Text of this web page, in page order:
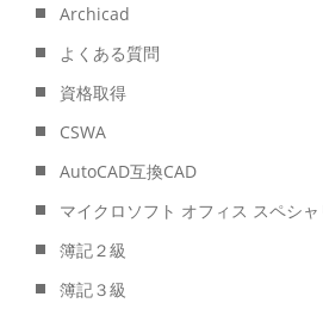
Archicad
よくある質問
資格取得
CSWA
AutoCAD互換CAD
マイクロソフト オフィス スペシャ
簿記２級
簿記３級